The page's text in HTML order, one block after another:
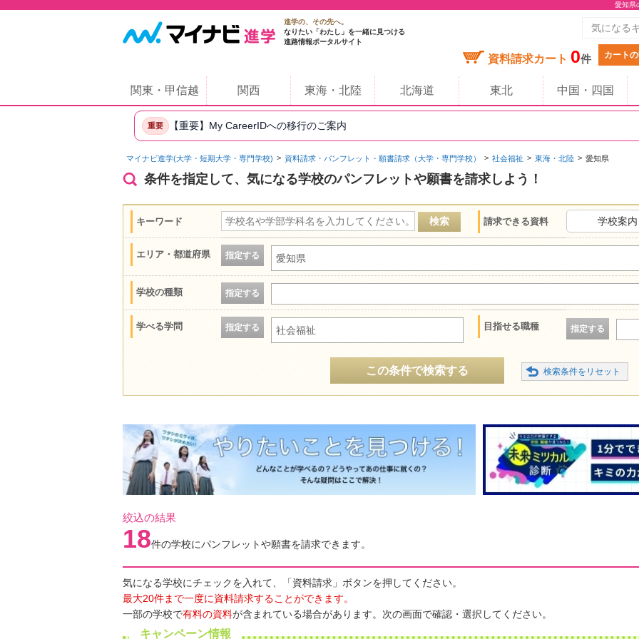
愛知県
進学の、その先へ。
なりたい「わたし」を一緒に見つける
進路情報ポータルサイト
資料請求カート 0件 カート
関東・甲信越 関西 東海・北陸 北海道 東北 中国・四国
重要 【重要】My CareerIDへの移行のご案内
マイナビ進学(大学・短期大学・専門学校) 資料請求・パンフレット・願書請求（大学・専門学校） 社会福祉 東海・北陸 愛知県
条件を指定して、気になる学校のパンフレットや願書を請求しよう！
キーワード 請求できる資料 学校案内
エリア・都道府県 指定する 愛知県
学校の種類 指定する
学べる学問 指定する 社会福祉 目指せる職種 指定する
この条件で検索する
絞込の結果
18件の学校にパンフレットや願書を請求できます。
気になる学校にチェックを入れて、「資料請求」ボタンを押してください。
最大20件まで一度に資料請求することができます。
一部の学校で有料の資料が含まれている場合があります。次の画面で確認・選択してください。
キャンペーン情報